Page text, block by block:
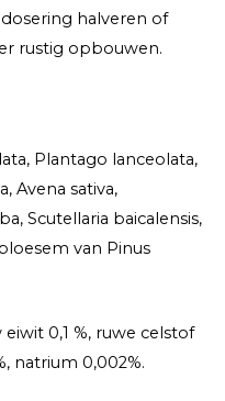
halveren of
rustig opbouwen.
Plantago lanceolata,
Avena sativa,
Scutellaria baicalensis,
van Pinus
0,1 %, ruwe celstof
natrium 0,002%.